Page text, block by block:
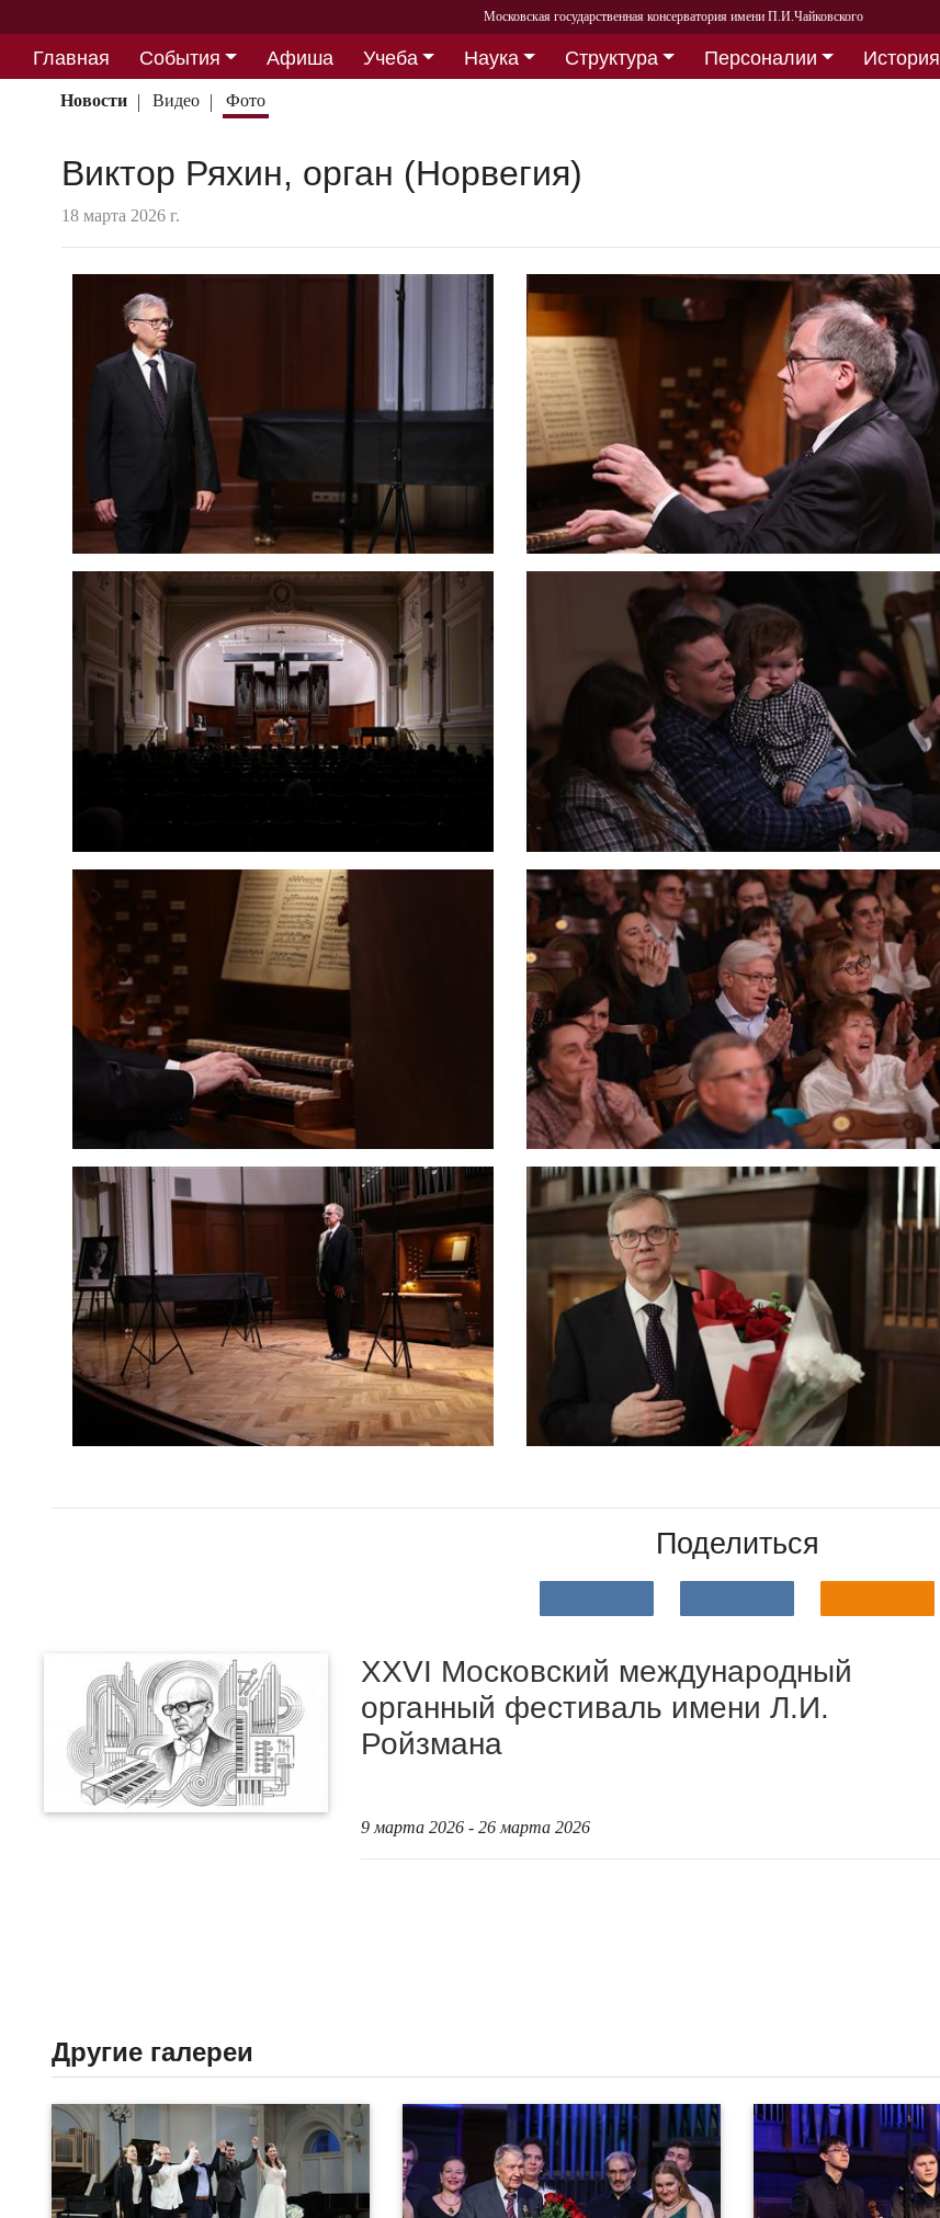
Московская государственная консерватория имени П.И.Чайковского
Главная События Афиша Учеба Наука Структура Персоналии
История
Партнерство
Новости Видео Фото
Виктор Ряхин, орган (Норвегия)
18 марта 2026 г.
Поделиться
XXVI Московский международный
органный фестиваль имени Л.И.
Ройзмана
9 марта 2026 - 26 марта 2026
Другие галереи